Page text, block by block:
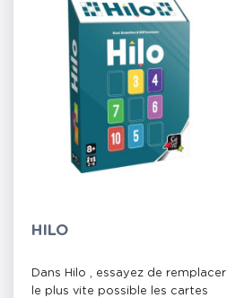
HILO
Dans Hilo , essayez de remplacer
le plus vite possible les cartes